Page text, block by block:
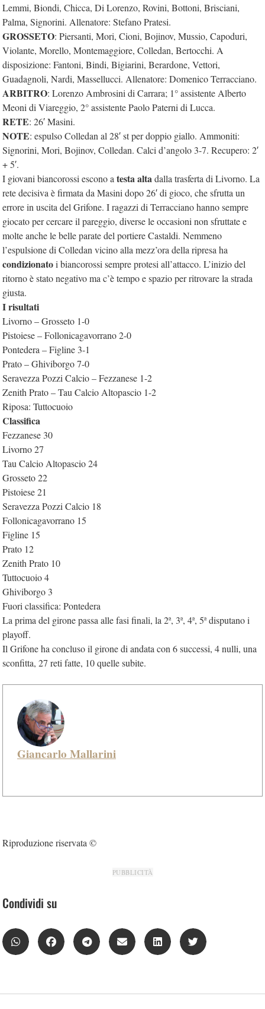
Lemmi, Biondi, Chicca, Di Lorenzo, Rovini, Bottoni, Brisciani,
Palma, Signorini. Allenatore: Stefano Pratesi.
GROSSETO: Piersanti, Mori, Cioni, Bojinov, Mussio, Capoduri,
Violante, Morello, Montemaggiore, Colledan, Bertocchi. A
disposizione: Fantoni, Bindi, Bigiarini, Berardone, Vettori,
Guadagnoli, Nardi, Massellucci. Allenatore: Domenico Terracciano.
ARBITRO: Lorenzo Ambrosini di Carrara; 1° assistente Alberto
Meoni di Viareggio, 2° assistente Paolo Paterni di Lucca.
RETE: 26′ Masini.
NOTE: espulso Colledan al 28′ st per doppio giallo. Ammoniti:
Signorini, Mori, Bojinov, Colledan. Calci d’angolo 3-7. Recupero: 2′
+ 5′.
I giovani biancorossi escono a testa altadalla trasferta di Livorno. La
rete decisiva è firmata da Masini dopo 26′ di gioco, che sfrutta un
errore in uscita del Grifone. I ragazzi di Terracciano hanno sempre
giocato per cercare il pareggio, diverse le occasioni non sfruttate e
molte anche le belle parate del portiere Castaldi. Nemmeno
l’espulsione di Colledan vicino alla mezz’ora della ripresa ha
condizionatoi biancorossi sempre protesi all’attacco. L’inizio del
ritorno è stato negativo ma c’è tempo e spazio per ritrovare la strada
giusta.
I risultati
Livorno – Grosseto 1-0
Pistoiese – Follonicagavorrano 2-0
Pontedera – Figline 3-1
Prato – Ghiviborgo 7-0
Seravezza Pozzi Calcio – Fezzanese 1-2
Zenith Prato – Tau Calcio Altopascio 1-2
Riposa: Tuttocuoio
Classifica
Fezzanese 30
Livorno 27
Tau Calcio Altopascio 24
Grosseto 22
Pistoiese 21
Seravezza Pozzi Calcio 18
Follonicagavorrano 15
Figline 15
Prato 12
Zenith Prato 10
Tuttocuoio 4
Ghiviborgo 3
Fuori classifica: Pontedera
La prima del girone passa alle fasi finali, la 2ª, 3ª, 4ª, 5ª disputano i
playoff.
Il Grifone ha concluso il girone di andata con 6 successi, 4 nulli, una
sconfitta, 27 reti fatte, 10 quelle subite.
Giancarlo Mallarini
Riproduzione riservata ©
PUBBLICITÀ
Condividi su